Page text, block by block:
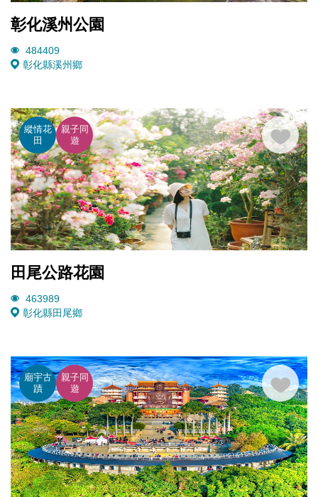
彰化溪州公園
484409
彰化縣溪州鄉
縱情花
田
親子同
遊
田尾公路花園
463989
彰化縣田尾鄉
廟宇古
蹟
親子同
遊